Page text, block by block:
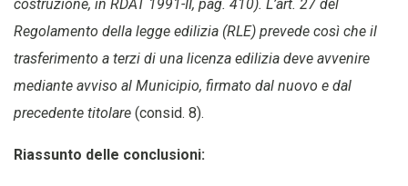
costruzione, in RDAT 1991-II, pag. 410). L’art. 27 del
Regolamento della legge edilizia (RLE) prevede così che il
trasferimento a terzi di una licenza edilizia deve avvenire
mediante avviso al Municipio, firmato dal nuovo e dal
precedente titolare (consid. 8).
Riassunto delle conclusioni: